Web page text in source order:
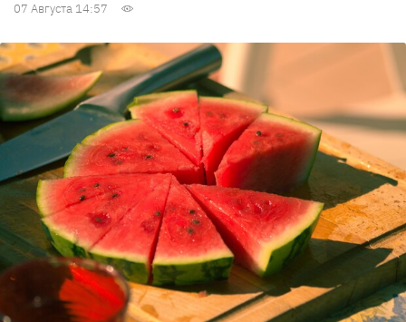
07 Августа 14:57